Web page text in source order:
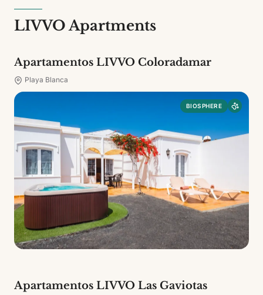
LIVVO Apartments
Apartamentos LIVVO Coloradamar
Playa Blanca
BIOSPHERE
Apartamentos LIVVO Las Gaviotas